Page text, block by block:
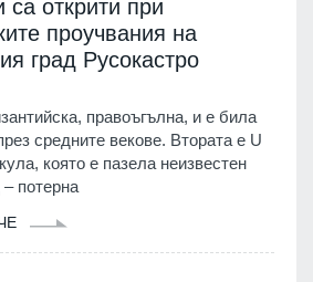
открити при
проучвания на
град Русокастро
правоъгълна, и е била
средните векове. Втората е U
която е пазела неизвестен
потерна